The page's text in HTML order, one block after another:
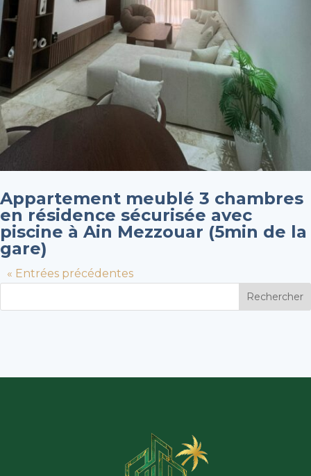
Appartement meublé 3 chambres
en résidence sécurisée avec
piscine à Ain Mezzouar (5min de la
gare)
« Entrées précédentes